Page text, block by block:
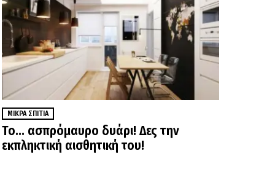
ΜΙΚΡΆ ΣΠΊΤΙΑ
Το… ασπρόμαυρο δυάρι! Δες την
εκπληκτική αισθητική του!